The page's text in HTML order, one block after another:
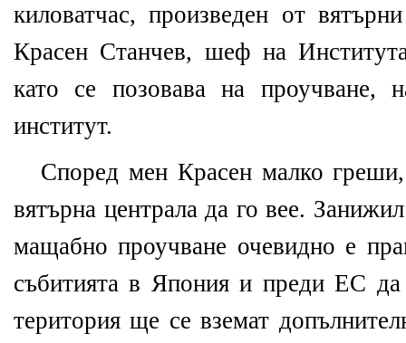
киловатчас, произведен от
Красен Станчев, шеф на
като се позовава на проучване,
институт.
Според мен Красен малко
вятърна централа да го вее.
мащабно проучване очевидно е
събитията в Япония и преди ЕС
територия ще се вземат